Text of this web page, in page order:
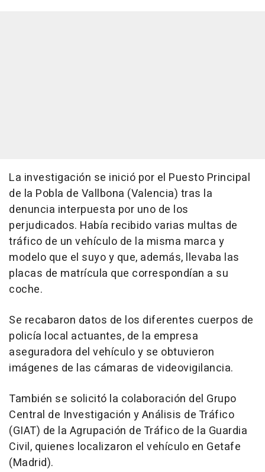
La investigación se inició por el Puesto Principal
de la Pobla de Vallbona (Valencia) tras la
denuncia interpuesta por uno de los
perjudicados. Había recibido varias multas de
tráfico de un vehículo de la misma marca y
modelo que el suyo y que, además, llevaba las
placas de matrícula que correspondían a su
coche.
Se recabaron datos de los diferentes cuerpos de
policía local actuantes, de la empresa
aseguradora del vehículo y se obtuvieron
imágenes de las cámaras de videovigilancia.
También se solicitó la colaboración del Grupo
Central de Investigación y Análisis de Tráfico
(GIAT) de la Agrupación de Tráfico de la Guardia
Civil, quienes localizaron el vehículo en Getafe
(Madrid).